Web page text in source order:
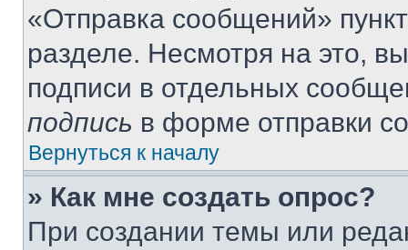
«Отправка сообщений»
разделе. Несмотря на это,
подписи в отдельных
подпись в форме отправки
Вернуться к началу
» Как мне создать опрос?
При создании темы или